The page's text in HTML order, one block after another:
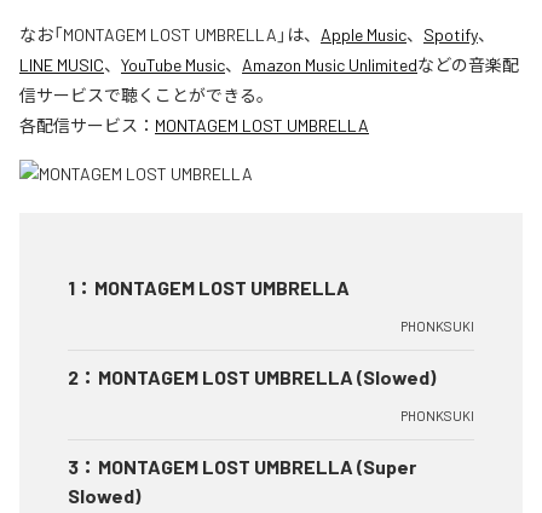
なお「MONTAGEM LOST UMBRELLA 」は、 Apple Music、 Spotify、
LINE MUSIC、 YouTube Music、 Amazon Music Unlimitedなどの音楽配
信サービスで聴くことができる。
各配信サービス： MONTAGEM LOST UMBRELLA
1 ： MONTAGEM LOST UMBRELLA
PHONKSUKI
2 ： MONTAGEM LOST UMBRELLA (Slowed)
PHONKSUKI
3 ： MONTAGEM LOST UMBRELLA (Super
Slowed)